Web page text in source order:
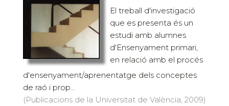
El treball d'investigació
que es presenta és un
estudi amb alumnes
d'Ensenyament primari,
en relació amb el procés
d'ensenyament/aprenentatge dels conceptes
de raó i prop...
(Publicacions de la Universitat de València, 2009)